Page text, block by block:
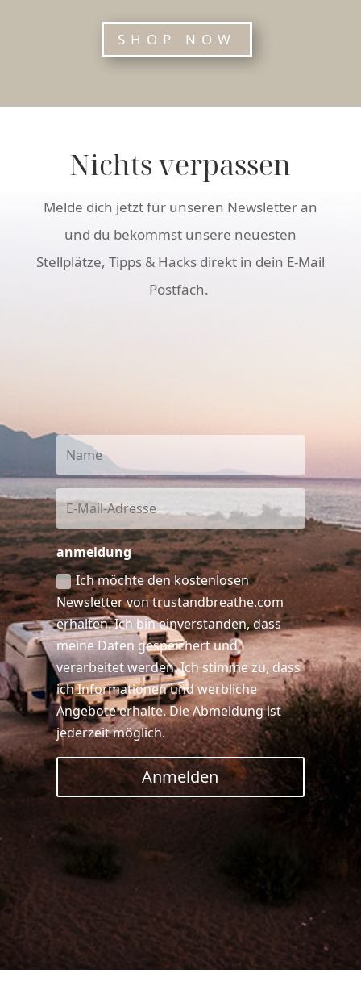
SHOP NOW
Nichts verpassen
Melde dich jetzt für unseren Newsletter an
und du bekommst unsere neuesten
Stellplätze, Tipps & Hacks direkt in dein E-Mail
Postfach.
anmeldung
Ich möchte den kostenlosen
Newsletter von trustandbreathe.com
erhalten. Ich bin einverstanden, dass
meine Daten gespeichert und
verarbeitet werden. Ich stimme zu, dass
ich Informationen und werbliche
Angebote erhalte. Die Abmeldung ist
jederzeit möglich.
Anmelden